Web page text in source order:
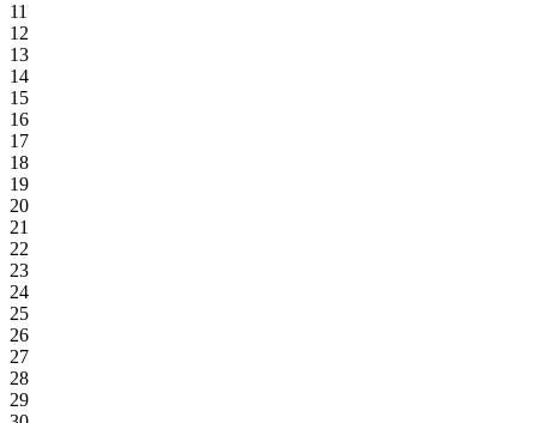
11
12
13
14
15
16
17
18
19
20
21
22
23
24
25
26
27
28
29